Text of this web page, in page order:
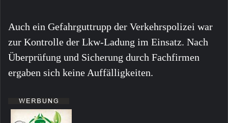
Auch ein Gefahrguttrupp der Verkehrspolizei war
zur Kontrolle der Lkw-Ladung im Einsatz. Nach
Überprüfung und Sicherung durch Fachfirmen
ergaben sich keine Auffälligkeiten.